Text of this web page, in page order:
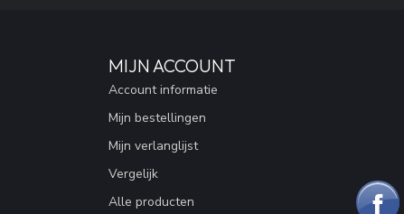
MIJN ACCOUNT
Account informatie
Mijn bestellingen
Mijn verlanglijst
Vergelijk
Alle producten